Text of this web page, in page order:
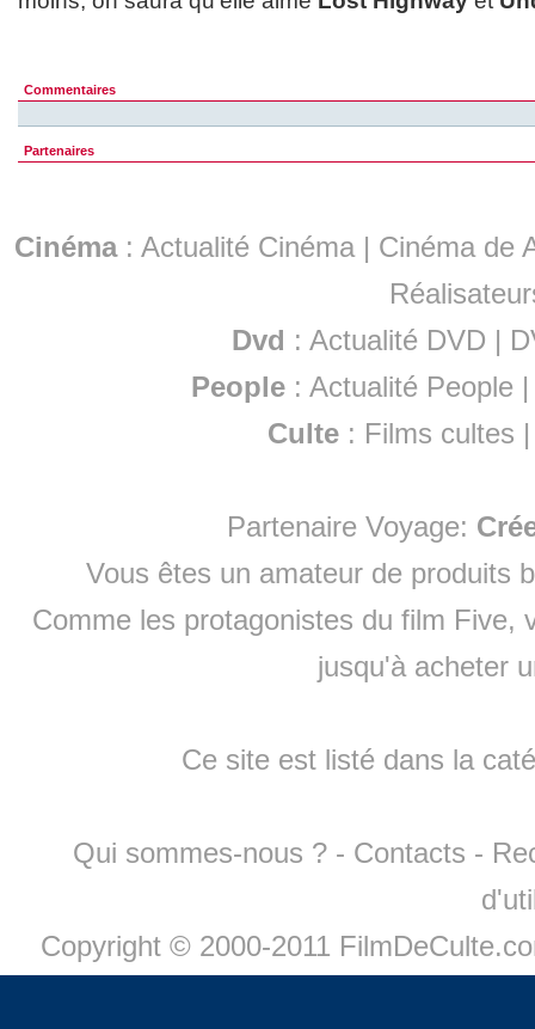
Commentaires
Partenaires
Cinéma: Actualité Cinéma | Cinéma de
Dvd : Actualité DVD |
People :Actualité People
Culte : Films cultes
Partenaire Voyage:
Vous êtes un amateur de produits
Comme les protagonistes du film Five,
jusqu'à acheter
Ce site est listé dans la
Qui sommes-nous ? - Contacts -
Copyright © 2000-2011